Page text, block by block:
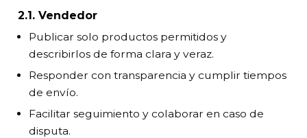
2.1. Vendedor
Publicar solo productos permitidos y
describirlos de forma clara y veraz.
Responder con transparencia y cumplir tiempos
de envío.
Facilitar seguimiento y colaborar en caso de
disputa.